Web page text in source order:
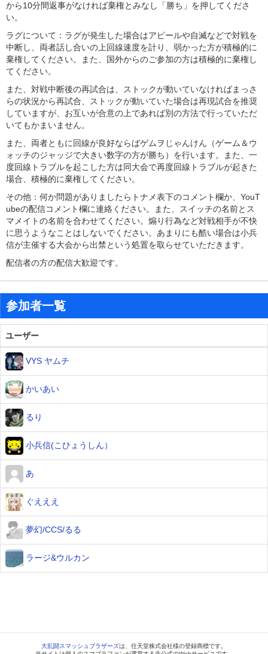
から10分間返事がなければ棄権とみなし「勝ち」を押してくださ
い。
ラグについて：ラグが発生した場合はアピールや自滅などで対戦を
中断し、両者話し合いの上回線速度を計り、弱かった方が積極的に
棄権してください。また、国外からのご参加の方は積極的に棄権し
てください。
また、対戦中断後の再試合は、ストックが動いていなければまっさ
らの状況から再試合、
ストックが動いていた場合は再現試合を推奨
していますが、お互いが合意の上であれば別の方法で行っていただ
いてもかまいません。
また、両者ともに回線が良好ならばゲムヲじゃんけん（ゲーム＆ウ
ォッチのジャッジで大きい数字の方が勝ち）を行います。また、一
度回線トラブルを起こした方は同大会で再度回線トラブルが起きた
場合、積極的に棄権してください。
その他：何か問題がありましたらトナメ表下のコメント欄か、YouT
ubeの配信コメント欄に連絡ください。また、スイッチの名前とス
マメイトの名前を合わせてください。 煽り行為など対戦相手が不快
に思うようなことはしないでください。あまりにも酷い場合は小兵
信が主催する大会から出禁という処置を取らせていただきます。
配信者の方の配信大歓迎です。
参加者一覧
ユーザー
VYS ヤムチ
かいあい
るり
小兵信(こひょうしん）
あ
ぐえええ
夢幻/CCS/るる
ラージ&ウルカン
大乱闘スマッシュブラザーズは、任天堂株式会社様の登録商標です。